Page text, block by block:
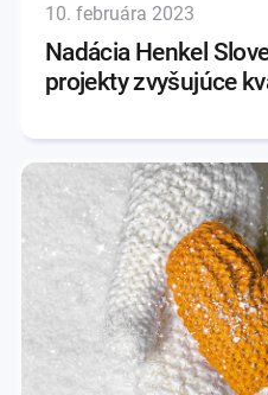
10. februára 2023
Nadácia Henkel
projekty zvyšujúce